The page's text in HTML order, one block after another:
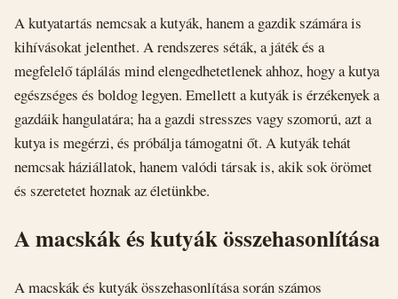
A kutyatartás nemcsak a kutyák, hanem a gazdik számára is
kihívásokat jelenthet. A rendszeres séták, a játék és a
megfelelő táplálás mind elengedhetetlenek ahhoz, hogy a kutya
egészséges és boldog legyen. Emellett a kutyák is érzékenyek a
gazdáik hangulatára; ha a gazdi stresszes vagy szomorú, azt a
kutya is megérzi, és próbálja támogatni őt. A kutyák tehát
nemcsak háziállatok, hanem valódi társak is, akik sok örömet
és szeretetet hoznak az életünkbe.
A macskák és kutyák összehasonlítása
A macskák és kutyák összehasonlítása során számos